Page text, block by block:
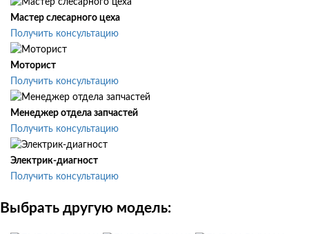
Мастер слесарного цеха
Получить консультацию
Моторист
Получить консультацию
Менеджер отдела запчастей
Получить консультацию
Электрик-диагност
Получить консультацию
Выбрать другую модель: